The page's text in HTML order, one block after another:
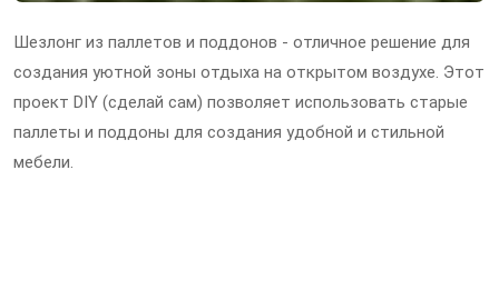
Шезлонг из паллетов и поддонов - отличное решение для
создания уютной зоны отдыха на открытом воздухе. Этот
проект DIY (сделай сам) позволяет использовать старые
паллеты и поддоны для создания удобной и стильной
мебели.